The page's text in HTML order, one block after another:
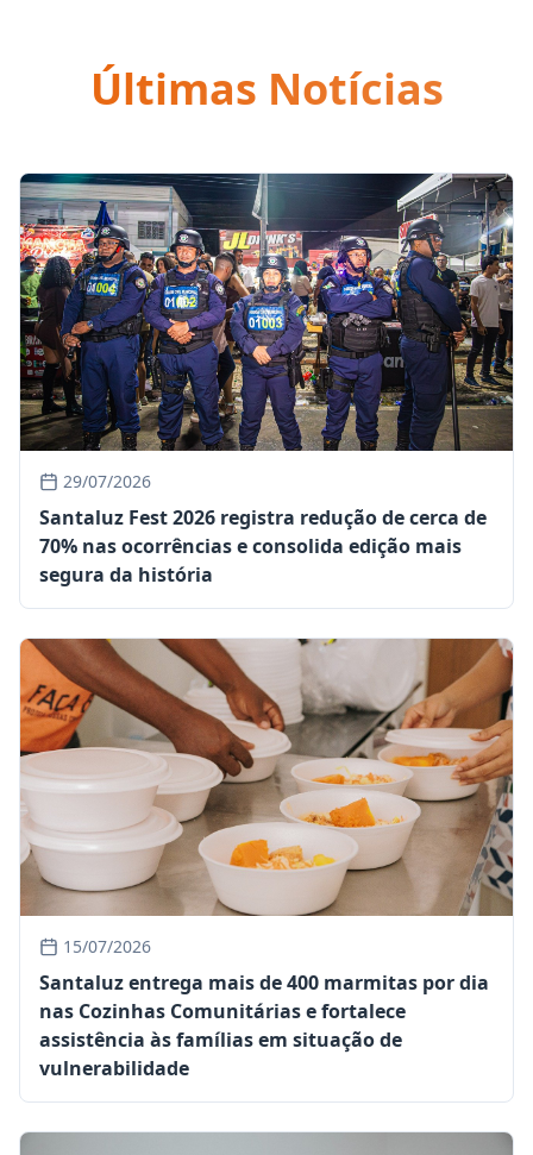
Últimas Notícias
29/07/2026
Santaluz Fest 2026 registra redução de cerca de
70% nas ocorrências e consolida edição mais
segura da história
15/07/2026
Santaluz entrega mais de 400 marmitas por dia
nas Cozinhas Comunitárias e fortalece
assistência às famílias em situação de
vulnerabilidade